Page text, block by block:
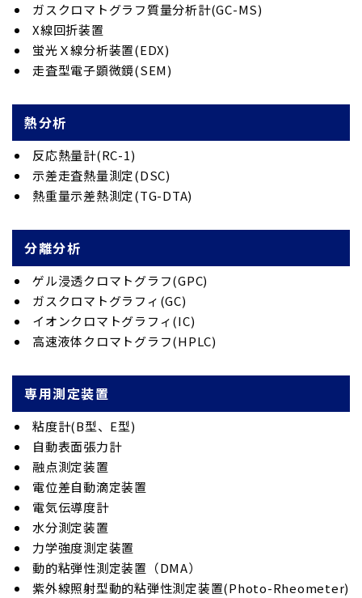
ガスクロマトグラフ質量分析計(GC-MS)
X線回折装置
蛍光Ｘ線分析装置(EDX)
走査型電子顕微鏡(SEM)
熱分析
反応熱量計(RC-1)
示差走査熱量測定(DSC)
熱重量示差熱測定(TG-DTA)
分離分析
ゲル浸透クロマトグラフ(GPC)
ガスクロマトグラフィ(GC)
イオンクロマトグラフィ(IC)
高速液体クロマトグラフ(HPLC)
専用測定装置
粘度計(B型、E型)
自動表面張力計
融点測定装置
電位差自動滴定装置
電気伝導度計
水分測定装置
力学強度測定装置
動的粘弾性測定装置（DMA）
紫外線照射型動的粘弾性測定装置(Photo-Rheometer)